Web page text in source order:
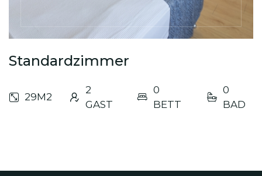
Standardzimmer
29M2
2
GAST
0
BETT
0
BAD